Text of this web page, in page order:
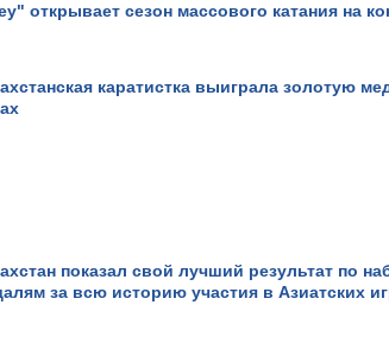
открывает сезон массового катания на
каратистка выиграла золотую
показал свой лучший результат по
за всю историю участия в Азиатских